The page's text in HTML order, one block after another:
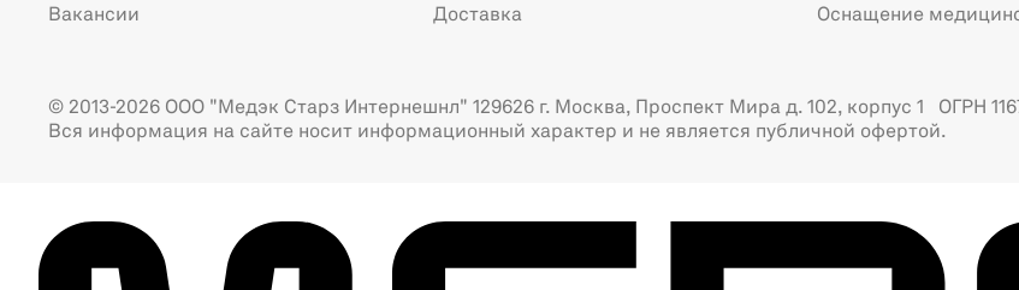
Вакансии
Доставка
Оснащение
© 2013-2026 ООО "Медэк Старз Интернешнл" 129626 г. Москва, Проспект Мира д. 102, корпус 1 ОГРН
Вся информация на сайте носит информационный характер и не является публичной офертой.